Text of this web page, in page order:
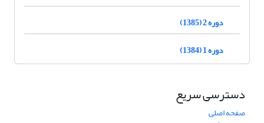
دوره 2 (1385)
دوره 1 (1384)
دسترسی سریع
صفحه اصلی